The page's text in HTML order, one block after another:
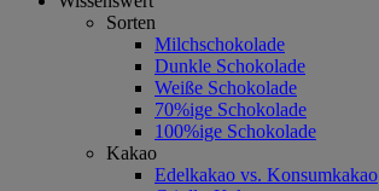
Sorten
Milchschokolade
Dunkle Schokolade
Weiße Schokolade
70%ige Schokolade
100%ige Schokolade
Kakao
Edelkakao vs. Konsumkakao